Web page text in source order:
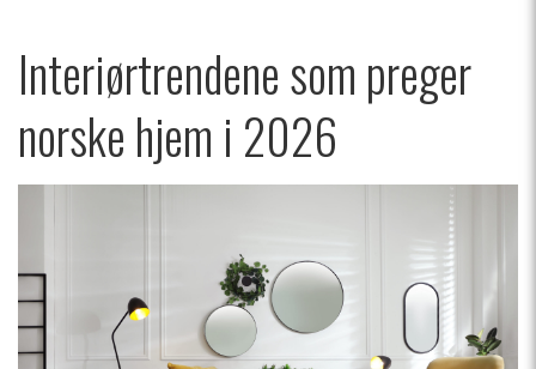
Interiørtrendene som preger
norske hjem i 2026